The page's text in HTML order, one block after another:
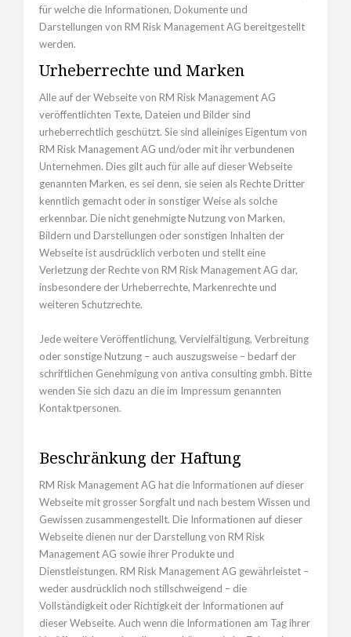
für welche die Informationen, Dokumente und
Darstellungen von RM Risk Management AG bereitgestellt
werden.
Urheberrechte und Marken
Alle auf der Webseite von RM Risk Management AG
veröffentlichten Texte, Dateien und Bilder sind
urheberrechtlich geschützt. Sie sind alleiniges Eigentum von
RM Risk Management AG und/oder mit ihr verbundenen
Unternehmen. Dies gilt auch für alle auf dieser Webseite
genannten Marken, es sei denn, sie seien als Rechte Dritter
kenntlich gemacht oder in sonstiger Weise als solche
erkennbar. Die nicht genehmigte Nutzung von Marken,
Bildern und Darstellungen oder sonstigen Inhalten der
Webseite ist ausdrücklich verboten und stellt eine
Verletzung der Rechte von RM Risk Management AG dar,
insbesondere der Urheberrechte, Markenrechte und
weiteren Schutzrechte.
Jede weitere Veröffentlichung, Vervielfältigung, Verbreitung
oder sonstige Nutzung – auch auszugsweise – bedarf der
schriftlichen Genehmigung von antiva consulting gmbh. Bitte
wenden Sie sich dazu an die im Impressum genannten
Kontaktpersonen.
Beschränkung der Haftung
RM Risk Management AG hat die Informationen auf dieser
Webseite mit grosser Sorgfalt und nach bestem Wissen und
Gewissen zusammengestellt. Die Informationen auf dieser
Webseite dienen nur der Darstellung von RM Risk
Management AG sowie ihrer Produkte und
Dienstleistungen. RM Risk Management AG gewährleistet –
weder ausdrücklich noch stillschweigend – die
Vollständigkeit oder Richtigkeit der Informationen auf
dieser Webseite. Auch wenn die Informationen am Tag ihrer